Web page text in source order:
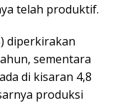
telah produktif.
diperkirakan
sementara
di kisaran 4,8
produksi